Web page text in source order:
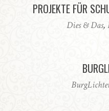
PROJEKTE FÜR
Dies & Das,